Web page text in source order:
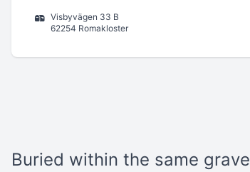
Visbyvägen 33 B
62254 Romakloster
Buried within the same grave